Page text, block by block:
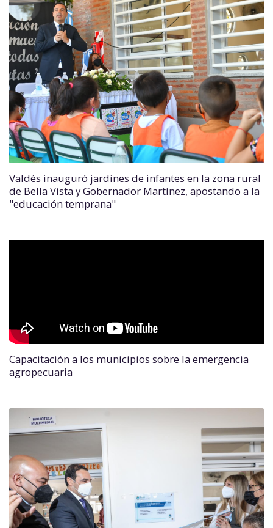
Valdés inauguró jardines de infantes en la zona rural
de Bella Vista y Gobernador Martínez, apostando a la
"educación temprana"
Capacitación a los municipios sobre la emergencia
agropecuaria